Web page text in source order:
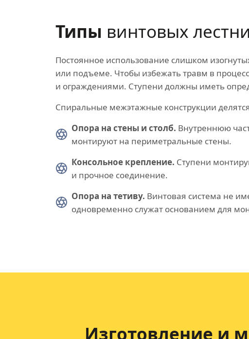
Типы винтовых
Постоянное использование слишком
или подъеме. Чтобы избежать травм в
и ограждениями. Ступени должны иметь
Спиральные межэтажные конструкции
Опора на стены и столб. Внутреннюю
монтируют на периметральные стены.
Консольное крепление. Ступени
и прочное соединение.
Опора на тетиву. Винтовая система не
одновременно служат основанием для
Изготовление и